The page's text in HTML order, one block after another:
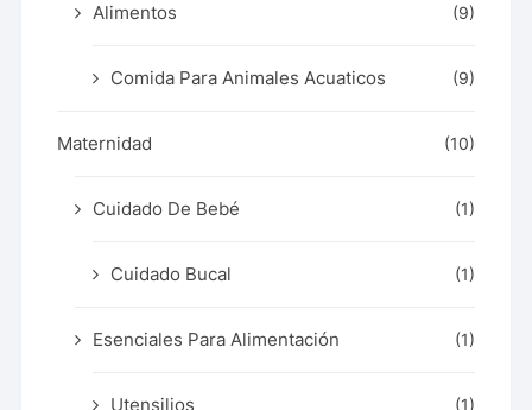
Alimentos (9)
Comida Para Animales Acuaticos (9)
Maternidad (10)
Cuidado De Bebé (1)
Cuidado Bucal (1)
Esenciales Para Alimentación (1)
Utensilios (1)